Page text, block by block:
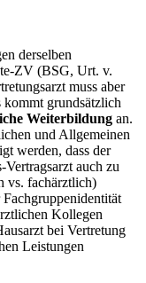
derselben
ZV (BSG, Urt. v.
muss aber
kommt grundsätzlich
Weiterbildung an.
und Allgemeinen
werden, dass der
Vertragsarzt auch zu
vs. fachärztlich)
Kollegen
bei Vertretung
Leistungen